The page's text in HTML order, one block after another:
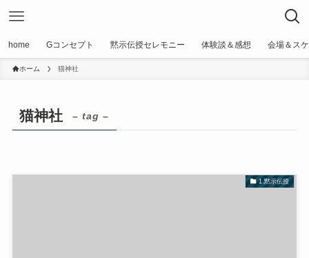
home Gコンセプト 黙示伝授セレモニー 体験談＆感想 会場＆ス
ホーム 猫神社
猫神社 – tag –
1.黙示伝授